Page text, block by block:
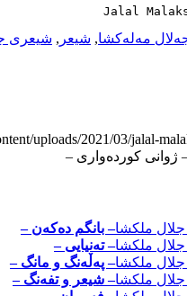
مەلەکشا, شیعر , شیعری
uploads/2021/03/jalal-
ژوانی کورده‌واری –
– بانگم ده‌که‌ن –
– ته‌نیایی –
– په‌ڵه‌نگ و مانگ –
– شیعر و تفه‌نگ –